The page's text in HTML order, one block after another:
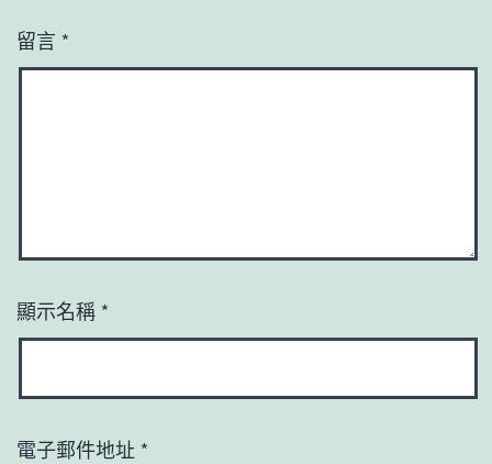
留言 *
顯示名稱 *
電子郵件地址 *